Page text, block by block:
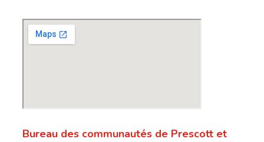
Bureau des communautés de Prescott et